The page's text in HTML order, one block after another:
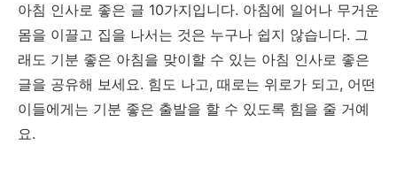
아침 인사로 좋은 글 10가지입니다. 아침에 일어나 무거운
몸을 이끌고 집을 나서는 것은 누구나 쉽지 않습니다. 그
래도 기분 좋은 아침을 맞이할 수 있는 아침 인사로 좋은
글을 공유해 보세요. 힘도 나고, 때로는 위로가 되고, 어떤
이들에게는 기분 좋은 출발을 할 수 있도록 힘을 줄 거예
요.